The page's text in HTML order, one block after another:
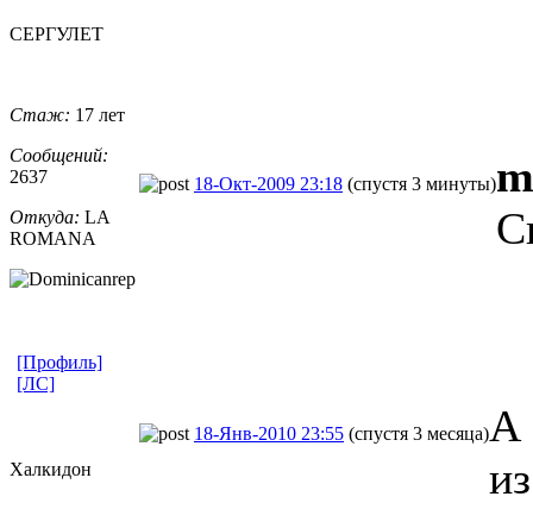
СЕРГУЛЕТ
Стаж: 17 лет
Сообщений:
2637
Откуда: LA
ROMANA
18-Окт-2009 23:18 (спустя 3 минуты)
[Профиль]
[ЛС]
Халкидон
18-Янв-2010 23:55 (спустя 3 месяца)А